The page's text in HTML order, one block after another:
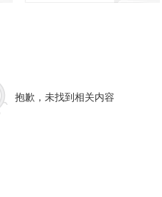
抱歉，未找到相关内容